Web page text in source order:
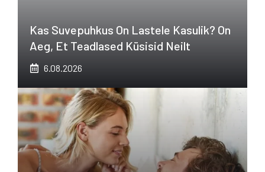
Kas Suvepuhkus On Lastele Kasulik? On
Aeg, Et Teadlased Küsisid Neilt
6.08.2026